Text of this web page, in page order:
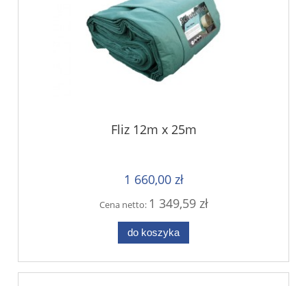
Fliz 12m x 25m
1 660,00 zł
Cena netto: 1 349,59 zł
do koszyka